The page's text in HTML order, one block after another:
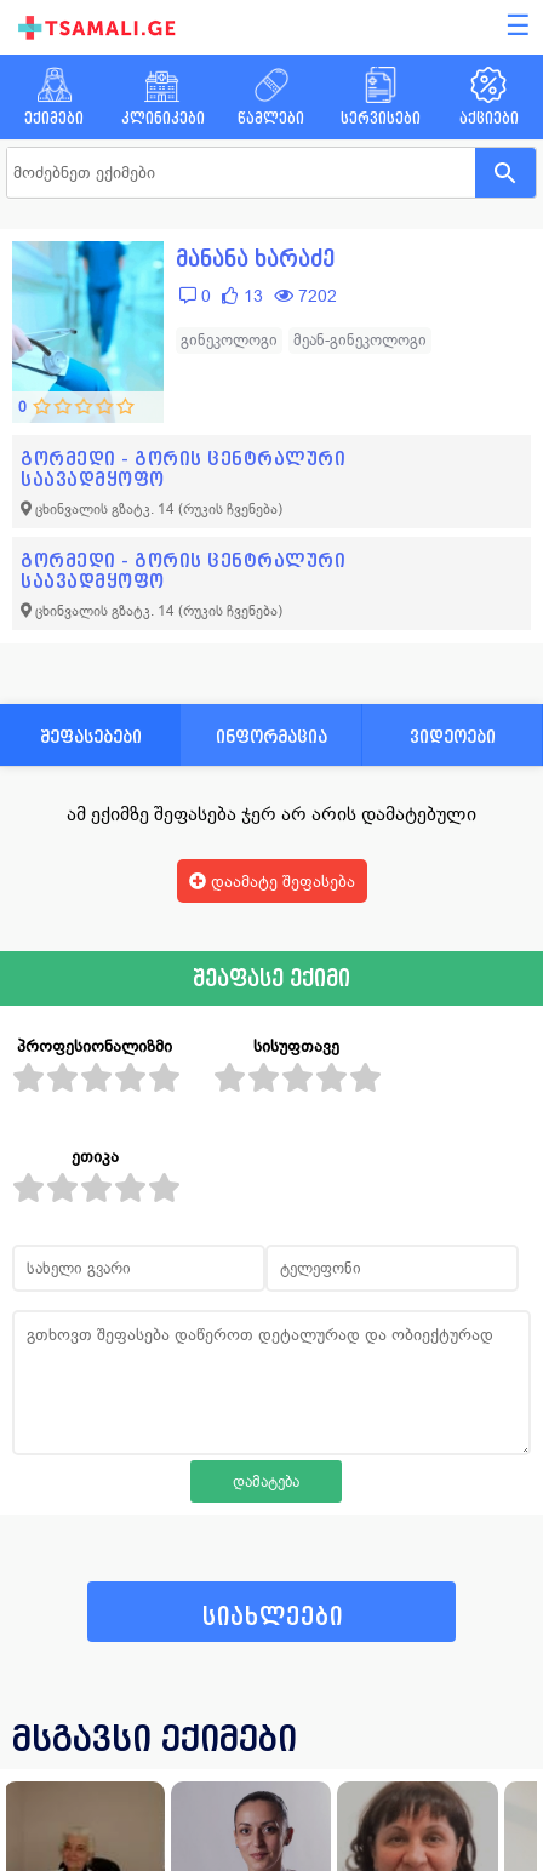
☰
ექიმები კლინიკები წამლები სერვისები აქციები
0
მანანა ხარაძე
0 13 7202
გინეკოლოგი მეან-გინეკოლოგი
გორმედი - გორის ცენტრალური
საავადმყოფო
ცხინვალის გზატკ. 14 (რუკის ჩვენება)
გორმედი - გორის ცენტრალური
საავადმყოფო
ცხინვალის გზატკ. 14 (რუკის ჩვენება)
შეფასებები ინფორმაცია ვიდეოები
ამ ექიმზე შეფასება ჯერ არ არის დამატებული
დაამატე შეფასება
შეაფასე ექიმი
პროფესიონალიზმი სისუფთავე
ეთიკა
სიახლეები
მსგავსი ექიმები